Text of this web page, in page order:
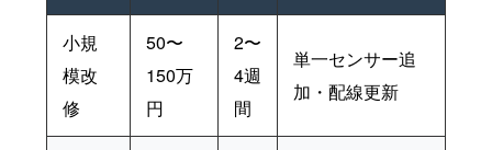
小規
模改
修
50〜
150万
円
2〜
4週
間
単一センサー追
加・配線更新